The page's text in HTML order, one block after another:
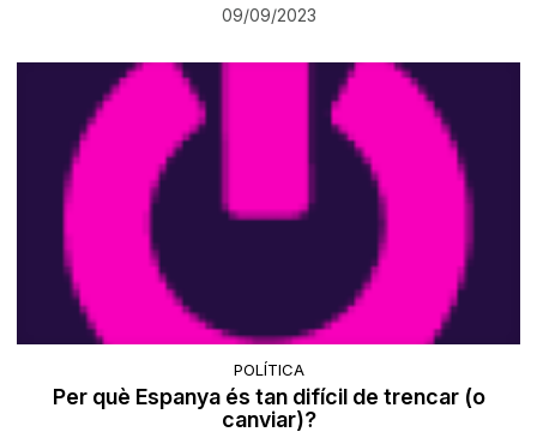
09/09/2023
POLÍTICA
Per què Espanya és tan difícil de trencar (o
canviar)?